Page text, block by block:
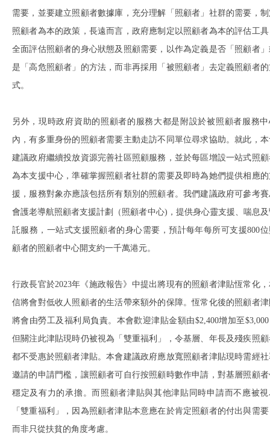
需要，並要建立照顧者數據庫，充分理解「照顧者」社群的需要，
照顧者為本的政策，長遠而言，政府應制定以照顧者為本的評估工
全面評估照顧者的身心狀態及照顧需要，以作為定義是否「照顧者
是「高危照顧者」的方法，而非再採用「被照顧者」去定義照顧者
式。
另外，現時政府資助的照顧者的服務大都是附設於被照顧者服務中
內，有多重身份的照顧者需要主動走訪不同單位尋求協助。就此，
建議政府繼續投放資源完善社區照顧服務，並於每區增設一站式照
為本支援中心，準確掌握照顧者社群的需要及即時為她們提供相應
援，服務對象亦應該包括所有類別的照顧者。我們建議政府可參考
會護老導航照顧者支援計劃（照顧者中心)，提供身心靈支援、喘息
託服務，一站式支援照顧者的身心需要，預計每年每所可支援800
顧者的照顧者中心開支約一千萬港元。
行政長官於2023年《施政報告》中提出將現有的照顧者津貼恆常化
信將會對低收人照顧者的生活帶來額外的保障。恆常化後的照顧者
將會由勞工及福利局負責。本會歡迎津貼金額由$2,400增加至
但關注此津貼現時仍被視為「雙重福利」，令基層、年長及殘疾照
都不受惠於照顧者津貼。本會建議政府應放寬照顧者津貼現時需經
邀請的申請門檻，讓照顧者可自行按照顧時數作申請，對基層照顧
穩定及有力的承擔。而照顧者津貼與其他津貼同時申請而不應被視
「雙重福利」，因為照顧者津貼本意應在於肯定照顧者的付出與需
而非只從扶貧的角度考慮。